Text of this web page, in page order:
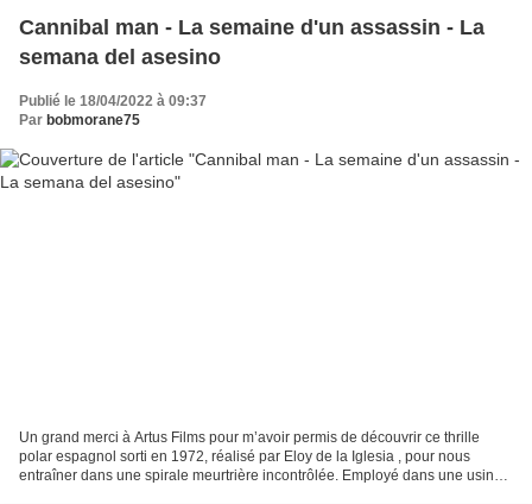
Cannibal man - La semaine d'un assassin - La
semana del asesino
Publié le 18/04/2022 à 09:37
Par bobmorane75
Un grand merci à Artus Films pour m’avoir permis de découvrir ce thrille
polar espagnol sorti en 1972, réalisé par Eloy de la Iglesia , pour nous
entraîner dans une spirale meurtrière incontrôlée. Employé dans une usine